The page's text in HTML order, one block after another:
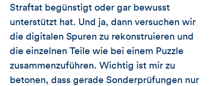
Straftat begünstigt oder gar bewusst
unterstützt hat. Und ja, dann versuchen wir
die digitalen Spuren zu rekonstruieren und
die einzelnen Teile wie bei einem Puzzle
zusammenzuführen. Wichtig ist mir zu
betonen, dass gerade Sonderprüfungen nur